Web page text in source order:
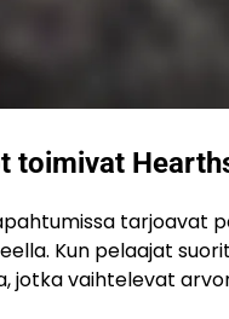
toimivat
tarjoavat
Kun pelaajat
jotka vaihtelevat